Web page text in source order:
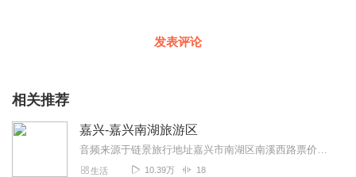
发表评论
相关推荐
嘉兴-嘉兴南湖旅游区
音频来源于链景旅行地址嘉兴市南湖区南溪西路票价描述暂无开放时间景区全天可进入，售票时间8:00-16:30（11月-次年3月）；8:00-17:00...
生活 10.39万 18